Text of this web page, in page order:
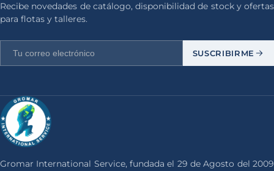
Recibe novedades de catálogo, disponibilidad de stock y ofertas
para flotas y talleres.
SUSCRIBIRME
Gromar International Service, fundada el 29 de Agosto del 2009